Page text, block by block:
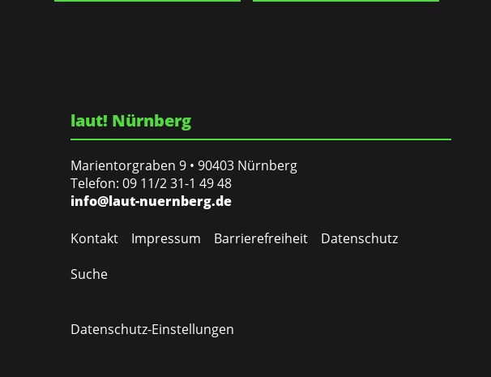
laut! Nürnberg
Marientorgraben 9 • 90403 Nürnberg
Telefon: 09 11/2 31-1 49 48
info@laut-nuernberg.de
Kontakt Impressum Barrierefreiheit
Datenschutz
Suche
Datenschutz-Einstellungen